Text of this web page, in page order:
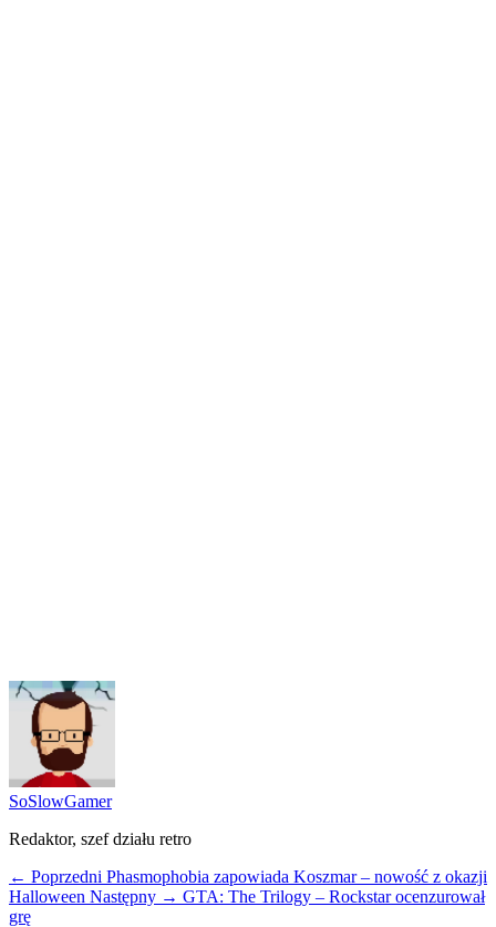
SoSlowGamer
Redaktor, szef działu retro
← Poprzedni Phasmophobia zapowiada Koszmar – nowość z okazji
Halloween Następny → GTA: The Trilogy – Rockstar ocenzurował
grę